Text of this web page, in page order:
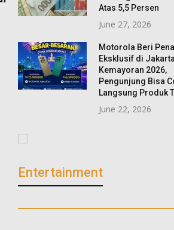
July 13, 2026
Atas 5,5 Persen
June 27, 2026
Motorola Beri
Eksklusif di
Kemayoran 2026,
Pengunjung Bisa
Langsung Produk
June 22, 2026
Entertainment